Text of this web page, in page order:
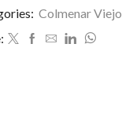
Colmenar Viejo